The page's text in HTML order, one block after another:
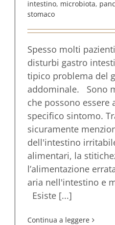
intestino, microbiota,
stomaco
Spesso molti
disturbi gastro
tipico problema del
addominale. Sono
che possono essere
specifico sintomo.
sicuramente
dell'intestino
alimentari, la
l’alimentazione
aria nell'intestino e
Esiste [...]
Continua a leggere